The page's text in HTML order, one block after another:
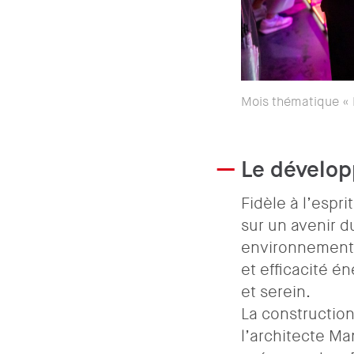
Mois thématique «
Le
Fidèle à
sur un avenir
et efficacité
et serein.
La
l’architecte